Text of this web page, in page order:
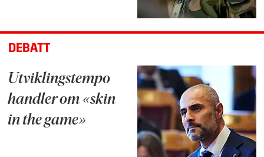
DEBATT
Utviklingstempo
handler om «skin
in the game»